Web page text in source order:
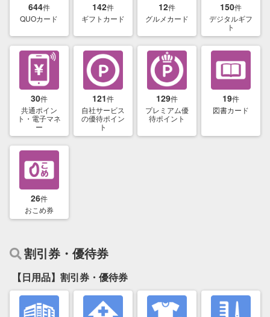
644件
QUOカード
142件
ギフトカード
12件
グルメカード
150件
デジタルギフ
ト
30件
共通ポイン
ト・電子マネ
ー
121件
自社サービス
の優待ポイン
ト
129件
プレミアム優
待ポイント
19件
図書カード
26件
おこめ券
割引券・優待券
【日用品】割引券・優待券